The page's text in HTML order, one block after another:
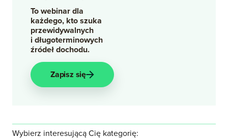
To webinar dla
każdego, kto szuka
przewidywalnych
i długoterminowych
źródeł dochodu.
Zapisz się
Wybierz interesującą Cię kategorię: